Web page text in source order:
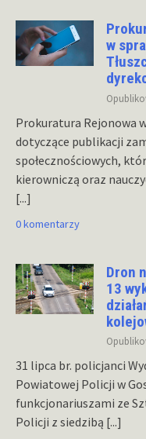
w
Prokuratura Rejonowa
dotyczące publikacji
społecznościowych,
kierowniczą oraz
[...]
0 komentarzy
Dron
13
31 lipca br. policjanci
Powiatowej Policji w
funkcjonariuszami ze
Policji z siedzibą [...]